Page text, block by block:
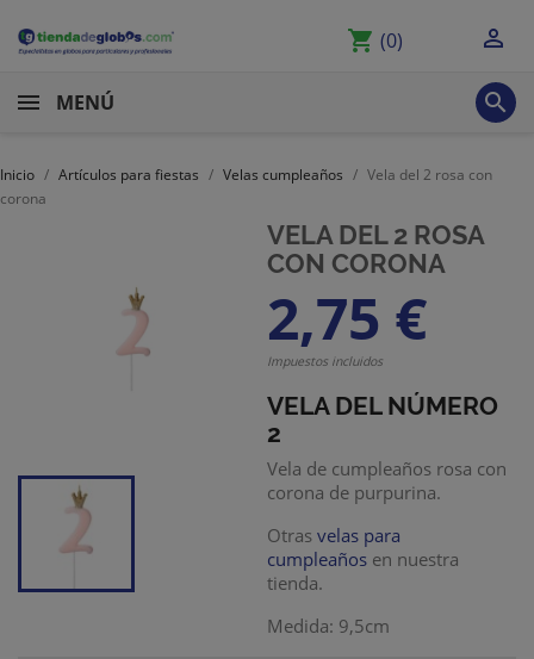
shopping_cart (0) 
MENÚ 
Inicio Artículos para fiestas Velas cumpleaños
Vela del 2 rosa con
corona
VELA DEL 2 ROSA
CON CORONA
2,75 €
Impuestos incluidos
VELA DEL NÚMERO
2
Vela de cumpleaños rosa con
corona de purpurina.
Otras velas para
cumpleaños en nuestra
tienda.
Medida: 9,5cm